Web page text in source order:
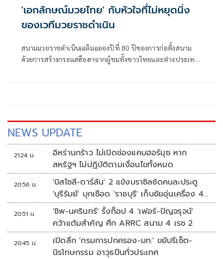
'เอกลักษณ์มวยไทย' กับหัวใจที่ไม่หยุดนิ่ง
ของเวทีมวยราชดำเนิน
สนามมวยราชดำเนินเฉลิมฉลองปีที่ 80 ปีของการก่อตั้งสนาม
ด้วยการสร้างกระแสฮือฮาจากผู้ชมทั้งชาวไทยและต่างประเทศ
ร่วมสมัยในปัจจุบัน เช่นเดียวกับหลายสิ่งหลายอย่างในสนามมวย
แห่งนี้ ที่ยังคงเก็บรักษาอัตลักษณ์ของมวยไทยไว้อย่างเข้มข้น
ด้วยความภาคภูมิใจในความเป็นเวทีมวยไทยที่แท้จริง
NEWS UPDATE
21:24 น.
อิหร่านกร้าว ไม่เปิดช่องแคบฮอร์มุซ หาก
สหรัฐฯ ไม่ปฏิบัติตามเงื่อนไขทั้งหมด
20:56 น.
'บิสโซลี-ดาร์ลัน' 2 แข้งบราซิลซัดคนละประตู
'บุรีรัมย์' บุกเชือด 'ราชบุรี' เก็บชัยอุ่นเครื่อง 4
นัดรวด
20:51 น.
'ชิพ-นครินทร์' รั้งท็อป 4 'เฟอร์-ปัญจรุจน์'
คว้าแต้มสำคัญ ศึก ARRC สนาม 4 เรซ 2
20:45 น.
เปิดลึก 'กรมการปกครอง-มท.' ขยับรีเซ็ต-
นิรโทษกรรม อาวุธปืนทั่วประเทศ